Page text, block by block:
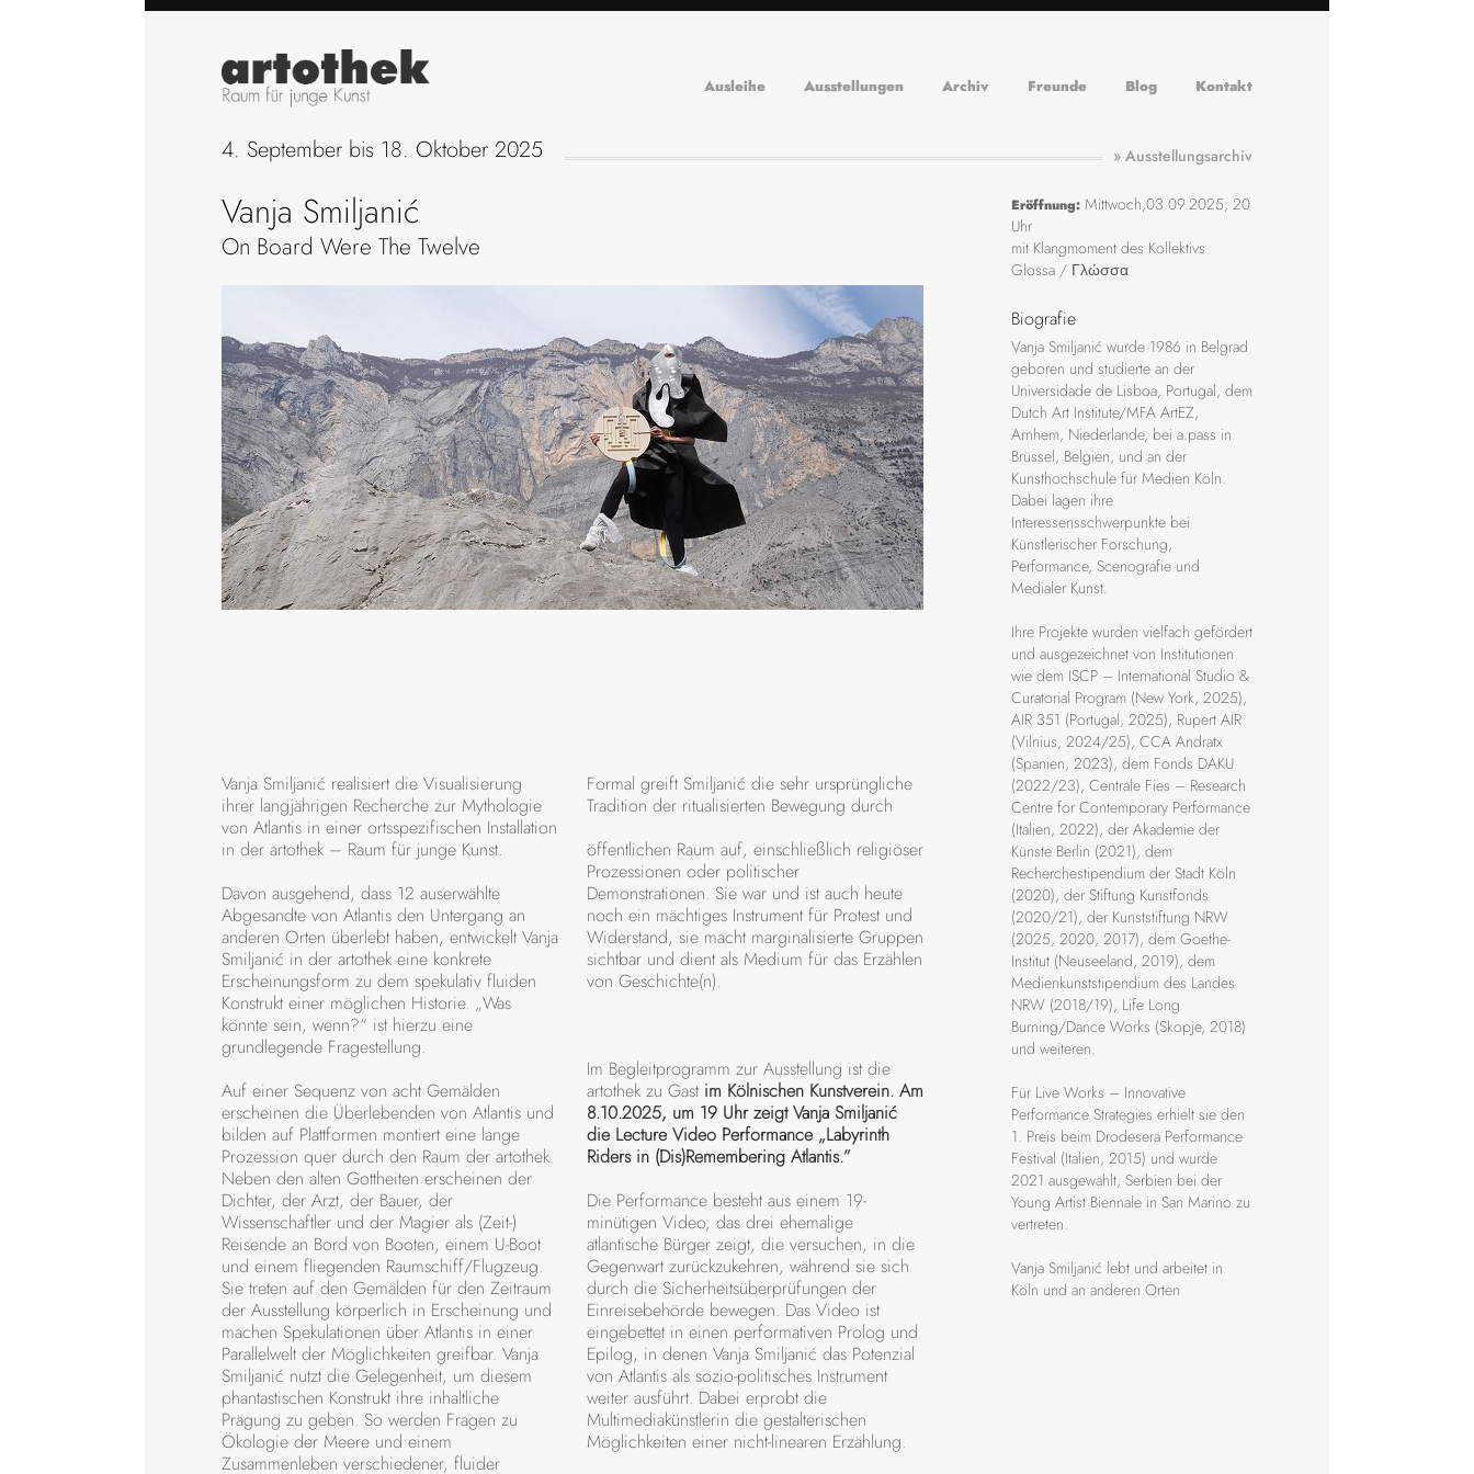
Ausleihe Ausstellungen Archiv Freunde Blog Kontakt
4. September bis 18. Oktober 2025 » Ausstellungsarchiv
Vanja Smiljanić
On Board Were The Twelve
© Foto Mareike Tocha
Vanja Smiljanić realisiert die Visualisierung
ihrer langjährigen Recherche zur Mythologie
von Atlantis in einer ortsspezifischen Installation
in der artothek – Raum für junge Kunst.
Davon ausgehend, dass 12 auserwählte
Abgesandte von Atlantis den Untergang an
anderen Orten überlebt haben, entwickelt Vanja
Smiljanić in der artothek eine konkrete
Erscheinungsform zu dem spekulativ fluiden
Konstrukt einer möglichen Historie. „Was
könnte sein, wenn?“ ist hierzu eine
grundlegende Fragestellung.
Auf einer Sequenz von acht Gemälden
erscheinen die Überlebenden von Atlantis und
bilden auf Plattformen montiert eine lange
Prozession quer durch den Raum der artothek.
Neben den alten Gottheiten erscheinen der
Dichter, der Arzt, der Bauer, der
Wissenschaftler und der Magier als (Zeit-)
Reisende an Bord von Booten, einem U-Boot
und einem fliegenden Raumschiff/Flugzeug.
Sie treten auf den Gemälden für den Zeitraum
der Ausstellung körperlich in Erscheinung und
machen Spekulationen über Atlantis in einer
Parallelwelt der Möglichkeiten greifbar. Vanja
Smiljanić nutzt die Gelegenheit, um diesem
phantastischen Konstrukt ihre inhaltliche
Prägung zu geben. So werden Fragen zu
Ökologie der Meere und einem
Zusammenleben verschiedener, fluider
Formal greift Smiljanić die sehr ursprüngliche
Tradition der ritualisierten Bewegung durch
öffentlichen Raum auf, einschließlich religiöser
Prozessionen oder politischer
Demonstrationen. Sie war und ist auch heute
noch ein mächtiges Instrument für Protest und
Widerstand, sie macht marginalisierte Gruppen
sichtbar und dient als Medium für das Erzählen
von Geschichte(n).
Im Begleitprogramm zur Ausstellung ist die
artothek zu Gast im Kölnischen Kunstverein. Am
8.10.2025, um 19 Uhr zeigt Vanja Smiljanić
die Lecture Video Performance „Labyrinth
Riders in (Dis)Remembering Atlantis.”
Die Performance besteht aus einem 19-
minütigen Video, das drei ehemalige
atlantische Bürger zeigt, die versuchen, in die
Gegenwart zurückzukehren, während sie sich
durch die Sicherheitsüberprüfungen der
Einreisebehörde bewegen. Das Video ist
eingebettet in einen performativen Prolog und
Epilog, in denen Vanja Smiljanić das Potenzial
von Atlantis als sozio-politisches Instrument
weiter ausführt. Dabei erprobt die
Multimediakünstlerin die gestalterischen
Möglichkeiten einer nicht-linearen Erzählung.
Eröffnung: Mittwoch,03.09.2025, 20
Uhr
mit Klangmoment des Kollektivs
Glossa / Γλώσσα
Biografie
Vanja Smiljanić wurde 1986 in Belgrad
geboren und studierte an der
Universidade de Lisboa, Portugal, dem
Dutch Art Institute/MFA ArtEZ,
Arnhem, Niederlande, bei a.pass in
Brüssel, Belgien, und an der
Kunsthochschule für Medien Köln.
Dabei lagen ihre
Interessensschwerpunkte bei
Künstlerischer Forschung,
Performance, Scenografie und
Medialer Kunst.
Ihre Projekte wurden vielfach gefördert
und ausgezeichnet von Institutionen
wie dem ISCP – International Studio &
Curatorial Program (New York, 2025),
AIR 351 (Portugal, 2025), Rupert AIR
(Vilnius, 2024/25), CCA Andratx
(Spanien, 2023), dem Fonds DAKU
(2022/23), Centrale Fies – Research
Centre for Contemporary Performance
(Italien, 2022), der Akademie der
Künste Berlin (2021), dem
Recherchestipendium der Stadt Köln
(2020), der Stiftung Kunstfonds
(2020/21), der Kunststiftung NRW
(2025, 2020, 2017), dem Goethe-
Institut (Neuseeland, 2019), dem
Medienkunststipendium des Landes
NRW (2018/19), Life Long
Burning/Dance Works (Skopje, 2018)
und weiteren.
Für Live Works – Innovative
Performance Strategies erhielt sie den
1. Preis beim Drodesera Performance
Festival (Italien, 2015) und wurde
2021 ausgewählt, Serbien bei der
Young Artist Biennale in San Marino zu
vertreten.
Vanja Smiljanić lebt und arbeitet in
Köln und an anderen Orten